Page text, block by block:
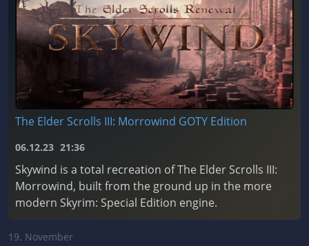
The Elder Scrolls III: Morrowind GOTY Edition
06.12.23 21:36
Skywind is a total recreation of The Elder Scrolls III:
Morrowind, built from the ground up in the more
modern Skyrim: Special Edition engine.
19. November